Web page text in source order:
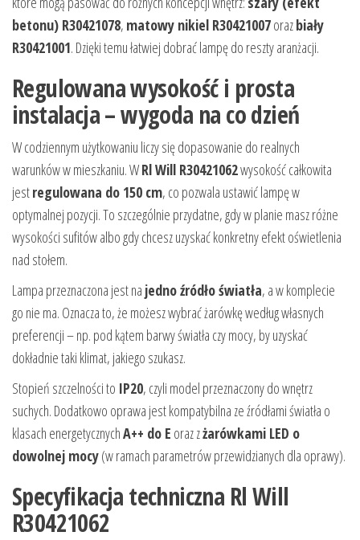
betonu) R30421078, matowy nikiel R30421007orazbiały
R30421001. Dzięki temu łatwiej dobrać lampę do reszty aranżacji.
Regulowana wysokość i prosta
instalacja – wygoda na co dzień
W codziennym użytkowaniu liczy się dopasowanie do realnych
warunków w mieszkaniu. WRl Will R30421062wysokość całkowita
jestregulowana do 150 cm, co pozwala ustawić lampę w
optymalnej pozycji. To szczególnie przydatne, gdy w planie masz różne
wysokości sufitów albo gdy chcesz uzyskać konkretny efekt oświetlenia
nad stołem.
Lampa przeznaczona jest na jedno źródło światła, a w komplecie
go nie ma. Oznacza to, że możesz wybrać żarówkę według własnych
preferencji – np. pod kątem barwy światła czy mocy, by uzyskać
dokładnie taki klimat, jakiego szukasz.
Stopień szczelności to IP20, czyli model przeznaczony do wnętrz
suchych. Dodatkowo oprawa jest kompatybilna ze źródłami światła o
klasach energetycznychA++ do E oraz zżarówkami LED o
dowolnej mocy(w ramach parametrów przewidzianych dla oprawy).
Specyfikacja techniczna Rl Will
R30421062